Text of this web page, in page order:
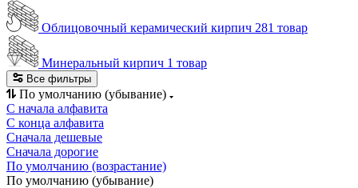
Облицовочный керамический кирпич 281 товар
Минеральный кирпич 1 товар
Все фильтры
По умолчанию (убывание)
С начала алфавита
С конца алфавита
Сначала дешевые
Сначала дорогие
По умолчанию (возрастание)
По умолчанию (убывание)